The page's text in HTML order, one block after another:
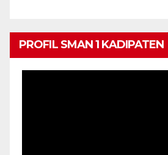
PROFIL SMAN 1 KADIPATEN